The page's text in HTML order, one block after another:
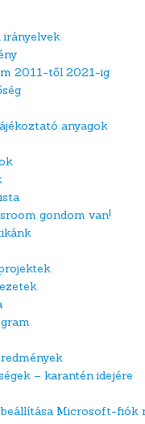
irányelvek
2011-től 2021-ig
anyagok
gondom van!
– karantén idejére
beállítása Microsoft-fiók